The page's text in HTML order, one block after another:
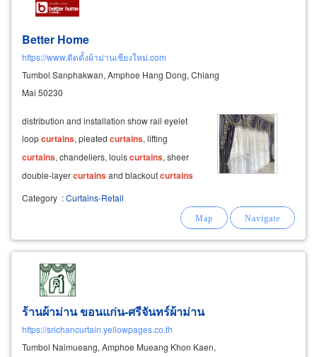
Better Home
https://www.ติดตั้งผ้าม่านเชียงใหม่.com
Tumbol Sanphakwan, Amphoe Hang Dong, Chiang
Mai 50230
distribution and installation show rail eyelet
loopcurtains, pleated curtains, lifting
curtains, chandeliers, louiscurtains, sheer
double-layercurtainsand blackoutcurtains
with uv protection, foldingcurtains
rails chiang mai, lamphun
Category :Curtains-Retail
ร้านผ้าม่าน ขอนแก่น-ศรีจันทร์ผ้าม่าน
https://srichancurtain.yellowpages.co.th
Tumbol Naimueang, Amphoe Mueang Khon Kaen,